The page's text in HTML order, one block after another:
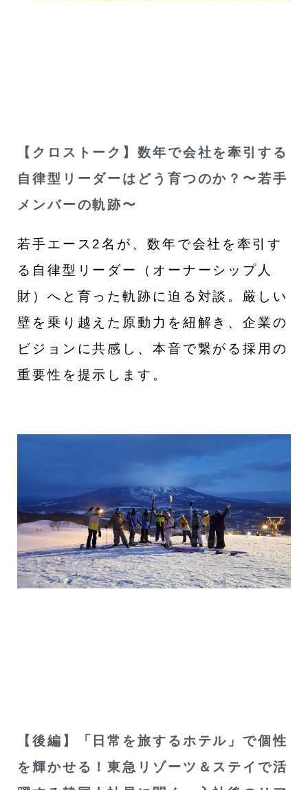
【クロストーク】数年で会社を牽引する
自律型リーダーはどう育つのか？〜若手
メンバーの軌跡〜
若手エース2名が、数年で会社を牽引す
る自律型リーダー（オーナーシップ人
財）へと育った軌跡に迫る対談。厳しい
壁を乗り越えた原動力を紐解き、企業の
ビジョンに共感し、本音で繋がる採用の
重要性を提示します。
【後編】「日常を旅するホテル」で個性
を輝かせる！東急リゾーツ＆ステイで活